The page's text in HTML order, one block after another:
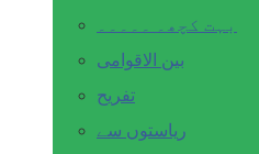
بہت کچھ۔ ۔۔۔۔۔
بین الاقوامی
تفریح
ریاستوں سے